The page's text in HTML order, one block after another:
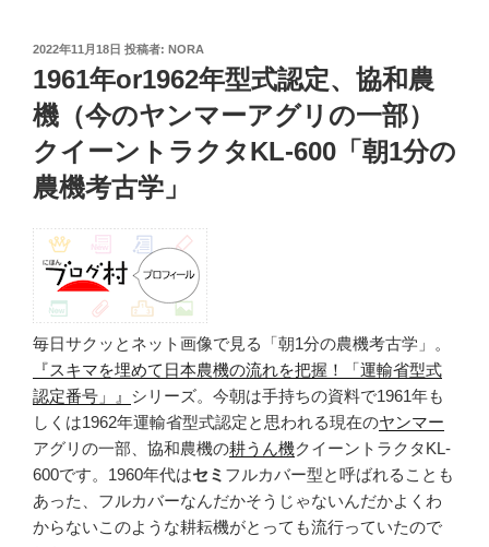
投
稿
日:
2022年11月18日 投稿者: NORA
1961年or1962年型式認定、協和農
機（今のヤンマーアグリの一部）
クイーントラクタKL-600「朝1分の
農機考古学」
毎日サクッとネット画像で見る「朝1分の農機考古学」。
『スキマを埋めて日本農機の流れを把握！「運輸省型式
認定番号」』 シリーズ。今朝は手持ちの資料で1961年も
しくは1962年運輸省型式認定と思われる現在のヤンマー
アグリの一部、協和農機の耕うん機クイーントラクタKL-
600です。1960年代はセミ フルカバー型と呼ばれることも
あった、フルカバーなんだかそうじゃないんだかよくわ
からないこのような耕耘機がとっても流行っていたので